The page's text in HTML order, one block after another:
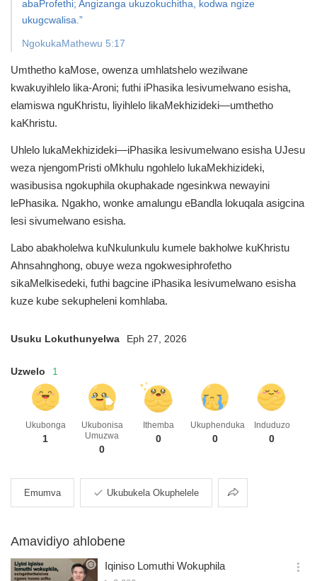
abaProfethi; Angizanga ukuzokuchitha, kodwa ngize
ukugcwalisa.”
NgokukaMathewu 5:17
Umthetho kaMose, owenza umhlatshelo wezilwane
kwakuyihlelo lika-Aroni; futhi iPhasika lesivumelwano esisha,
elamiswa nguKhristu, liyihlelo likaMekhizideki—umthetho
kaKhristu.
Uhlelo lukaMekhizideki—iPhasika lesivumelwano esisha UJesu
weza njengomPristi oMkhulu ngohlelo lukaMekhizideki,
wasibusisa ngokuphila okuphakade ngesinkwa newayini
lePhasika. Ngakho, wonke amalungu eBandla lokuqala asigcina
lesi sivumelwano esisha.
Labo abakholelwa kuNkulunkulu kumele bakholwe kuKhristu
Ahnsahnghong, obuye weza ngokwesiphrofetho
sikaMelkisedeki, futhi bagcine iPhasika lesivumelwano esisha
kuze kube sekupheleni komhlaba.
Usuku Lokuthunyelwa Eph 27, 2026
Uzwelo 1
Ukubonga
1
Ukubonisa
Umuzwa
0
Ithemba
0
Ukuphenduka
0
Induduzo
0
Emumva Ukubukela Okuphelele Ukuhlanganyela
Amavidiyo ahlobene
Iqiniso Lomuthi Wokuphila
옵